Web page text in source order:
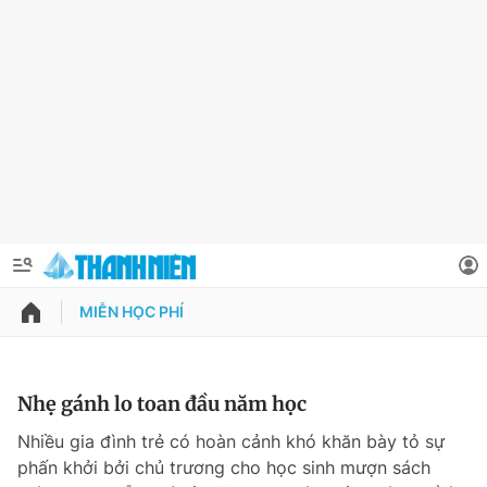
QUẢNG CÁO
Chuyên mục
Thông tin tài khoản
Đổi mật khẩu
MIỄN HỌC PHÍ
Nhẹ gánh lo toan đầu năm học
Nhiều gia đình trẻ có hoàn cảnh khó khăn bày tỏ sự
phấn khởi bởi chủ trương cho học sinh mượn sách